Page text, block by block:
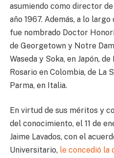
asumiendo como director
año 1967. Además, a lo
fue nombrado Doctor
de Georgetown y Notre
Waseda y Soka, en Japón,
Rosario en Colombia, de La
Parma, en Italia.
En virtud de sus méritos y
del conocimiento, el 11 de
Jaime Lavados, con el
Universitario, le concedió la